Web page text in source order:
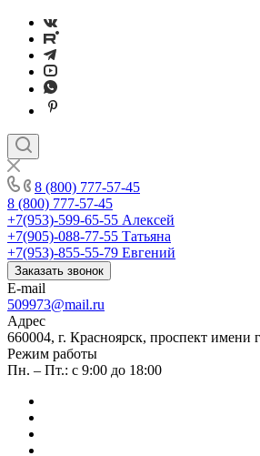
8 (800) 777-57-45
8 (800) 777-57-45
+7(953)-599-65-55 Алексей
+7(905)-088-77-55 Татьяна
+7(953)-855-55-79 Евгений
Заказать звонок
E-mail
509973@mail.ru
Адрес
660004, г. Красноярск, проспект
Режим работы
Пн. – Пт.: с 9:00 до 18:00